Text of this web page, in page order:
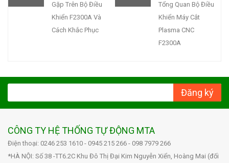
Gặp Trên Bộ Điều
Khiển F2300A Và
Cách Khắc Phục
Tổng Quan Bộ Điều
Khiển Máy Cắt
Plasma CNC
F2300A
Đăng ký
CÔNG TY HỆ THỐNG TỰ ĐỘNG MTA
Điện thoại: 0246 253 1610 - 0945 215 266 - 098 7979 266
*HÀ NỘI: Số 38 -TT6.2C Khu Đô Thị Đại Kim Nguyễn Xiển, Hoàng Mai (đối